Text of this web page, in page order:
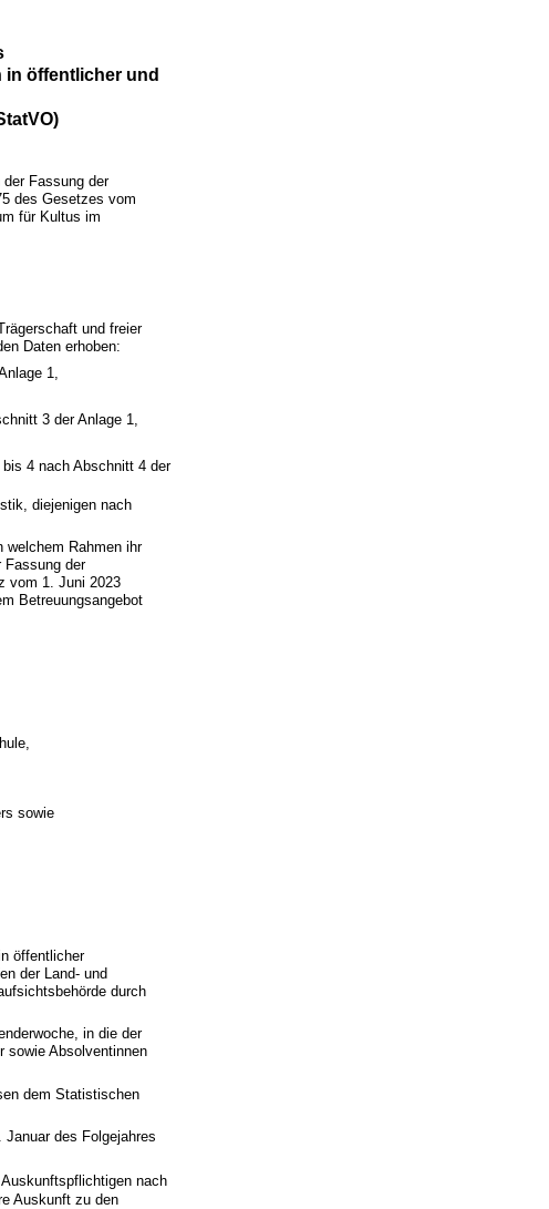
öffentlicher und
der Fassung der
des Gesetzes vom
für Kultus im
und freier
Daten erhoben:
1,
3 der Anlage 1,
4 nach Abschnitt 4 der
diejenigen nach
welchem Rahmen ihr
Fassung der
vom 1. Juni 2023
Betreuungsangebot
sowie
öffentlicher
der Land- und
durch
in die der
sowie Absolventinnen
dem Statistischen
des Folgejahres
Auskunftspflichtigen nach
Auskunft zu den